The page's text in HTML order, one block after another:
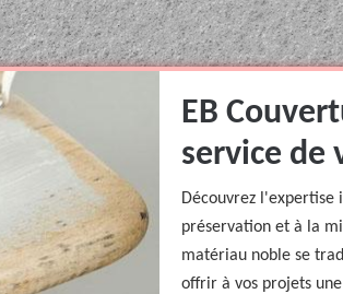
EB
service de
Découvrez
préservation et à la
matériau noble se
offrir à vos projets